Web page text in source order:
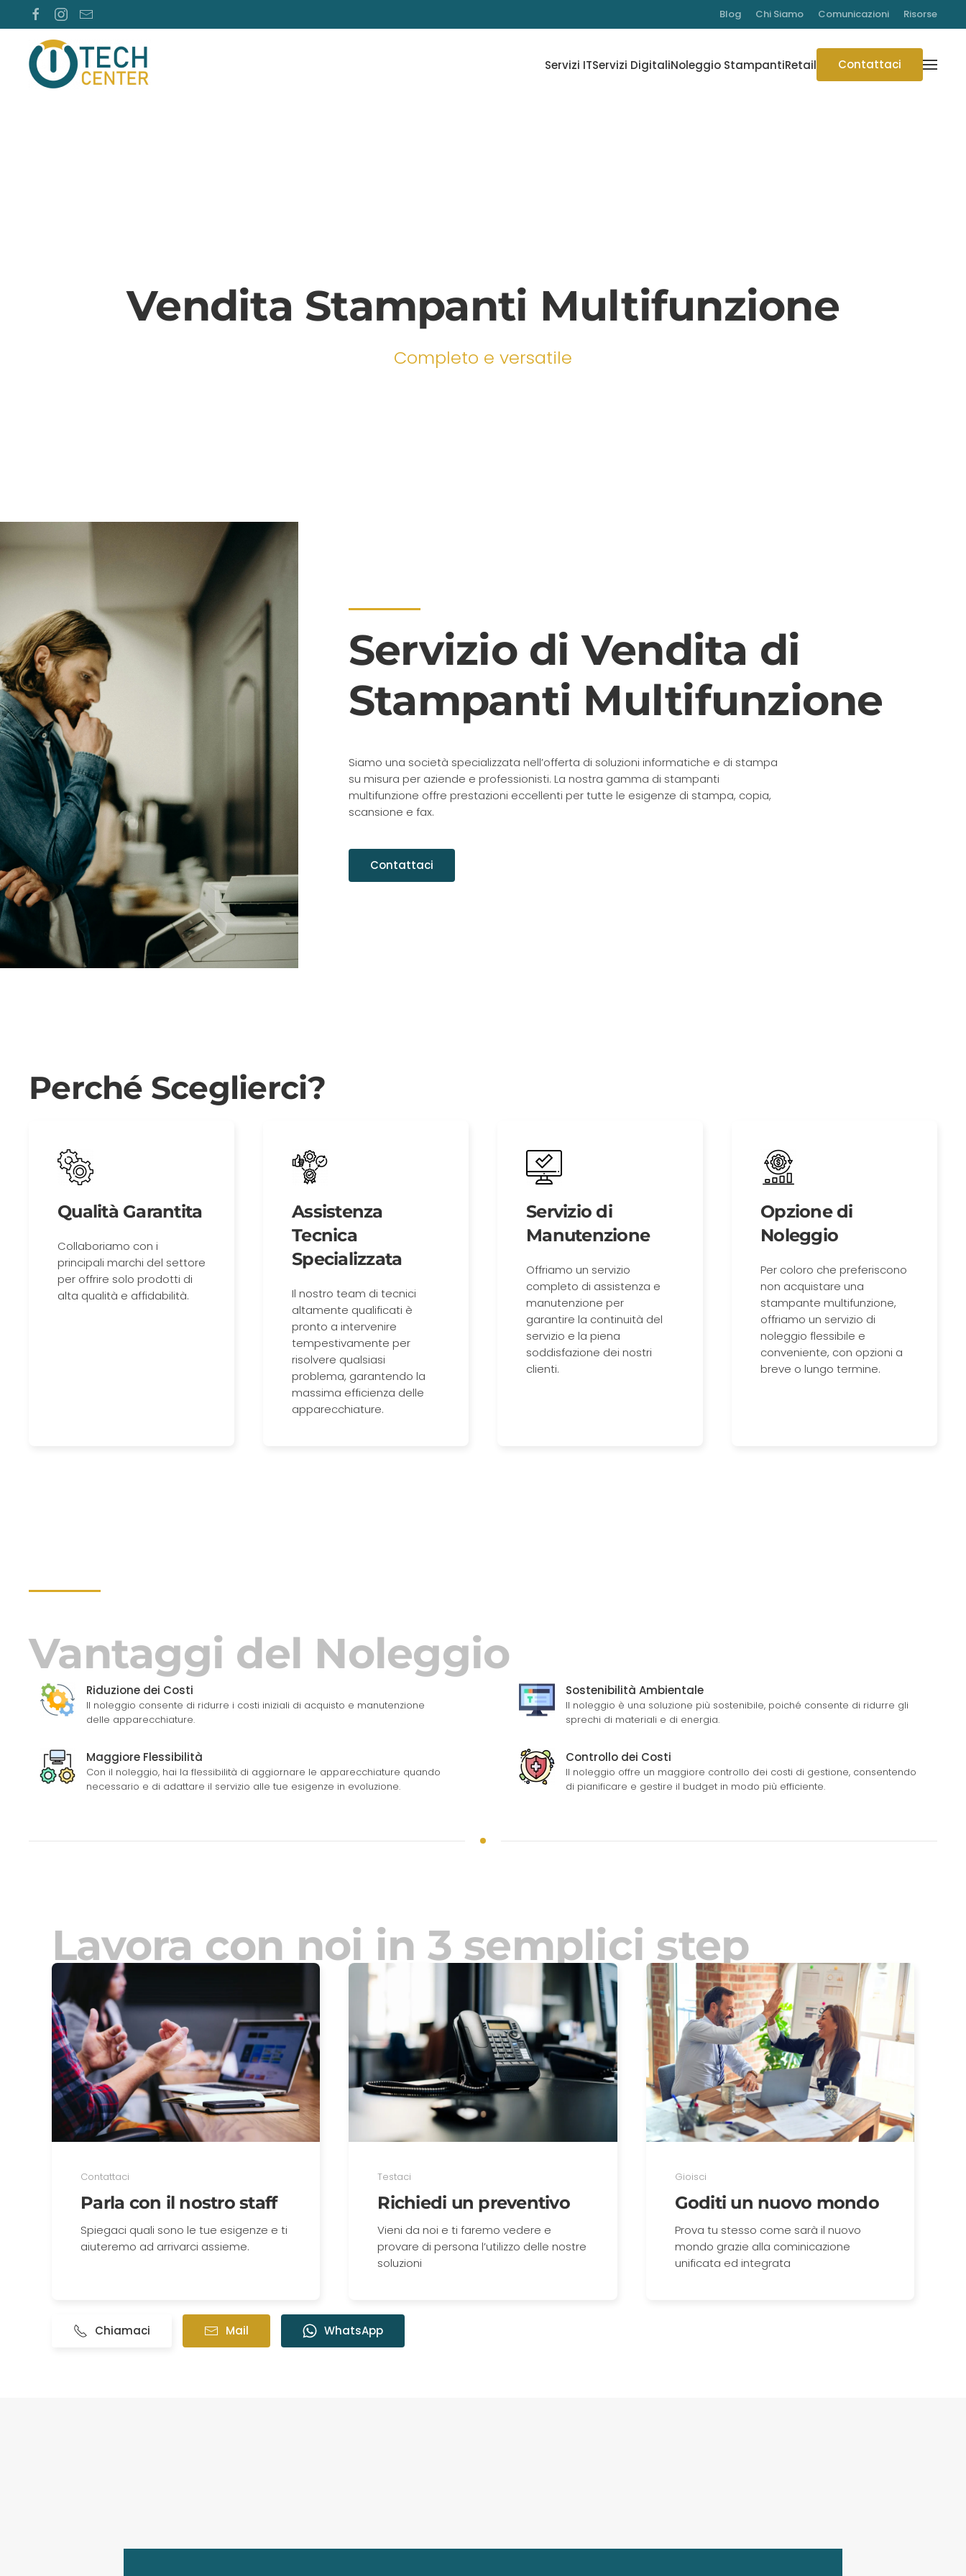
Blog Chi Siamo Comunicazioni Risorse
Servizi ITServizi DigitaliNoleggio StampantiRetail Contattaci
Vendita Stampanti Multifunzione
Completo e versatile
Servizio di Vendita di
Stampanti Multifunzione
Siamo una società specializzata nell’offerta di soluzioni informatiche e di stampa
su misura per aziende e professionisti. La nostra gamma di stampanti
multifunzione offre prestazioni eccellenti per tutte le esigenze di stampa, copia,
scansione e fax.
Contattaci
Perché Sceglierci?
Qualità Garantita
Collaboriamo con i
principali marchi del settore
per offrire solo prodotti di
alta qualità e affidabilità.
Assistenza
Tecnica
Specializzata
Il nostro team di tecnici
altamente qualificati è
pronto a intervenire
tempestivamente per
risolvere qualsiasi
problema, garantendo la
massima efficienza delle
apparecchiature.
Servizio di
Manutenzione
Offriamo un servizio
completo di assistenza e
manutenzione per
garantire la continuità del
servizio e la piena
soddisfazione dei nostri
clienti.
Opzione di
Noleggio
Per coloro che preferiscono
non acquistare una
stampante multifunzione,
offriamo un servizio di
noleggio flessibile e
conveniente, con opzioni a
breve o lungo termine.
Vantaggi del Noleggio
Riduzione dei Costi
Il noleggio consente di ridurre i costi iniziali di acquisto e manutenzione
delle apparecchiature.
Maggiore Flessibilità
Con il noleggio, hai la flessibilità di aggiornare le apparecchiature quando
necessario e di adattare il servizio alle tue esigenze in evoluzione.
Sostenibilità Ambientale
Il noleggio è una soluzione più sostenibile, poiché consente di ridurre gli
sprechi di materiali e di energia.
Controllo dei Costi
Il noleggio offre un maggiore controllo dei costi di gestione, consentendo
di pianificare e gestire il budget in modo più efficiente.
Lavora con noi in 3 semplici step
Contattaci
Parla con il nostro staff
Spiegaci quali sono le tue esigenze e ti
aiuteremo ad arrivarci assieme.
Testaci
Richiedi un preventivo
Vieni da noi e ti faremo vedere e
provare di persona l’utilizzo delle nostre
soluzioni
Gioisci
Goditi un nuovo mondo
Prova tu stesso come sarà il nuovo
mondo grazie alla cominicazione
unificata ed integrata
Chiamaci Mail WhatsApp